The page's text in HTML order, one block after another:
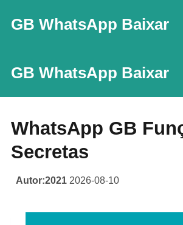
GB WhatsApp Baixar
GB WhatsApp Baixar
WhatsApp GB
Secretas
Autor:2021 2026-08-10